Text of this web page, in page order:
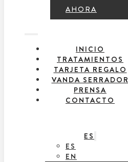
AHORA
INICIO
TRATAMIENTOS
TARJETA REGALO
VANDA SERRADOR
PRENSA
CONTACTO
ES
ES
EN